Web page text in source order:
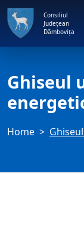
Consiliul
Județean
Dâmbovița
Ghiseul
Home